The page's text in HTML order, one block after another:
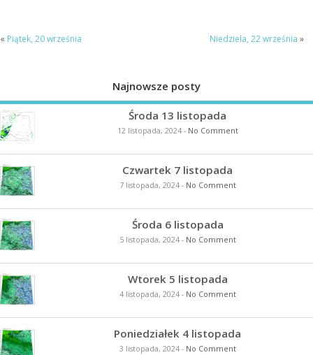
« Piątek, 20 września Niedziela, 22 września »
Najnowsze posty
Środa 13 listopada
12 listopada, 2024- No Comment
Czwartek 7 listopada
7 listopada, 2024- No Comment
Środa 6 listopada
5 listopada, 2024- No Comment
Wtorek 5 listopada
4 listopada, 2024- No Comment
Poniedziałek 4 listopada
3 listopada, 2024- No Comment